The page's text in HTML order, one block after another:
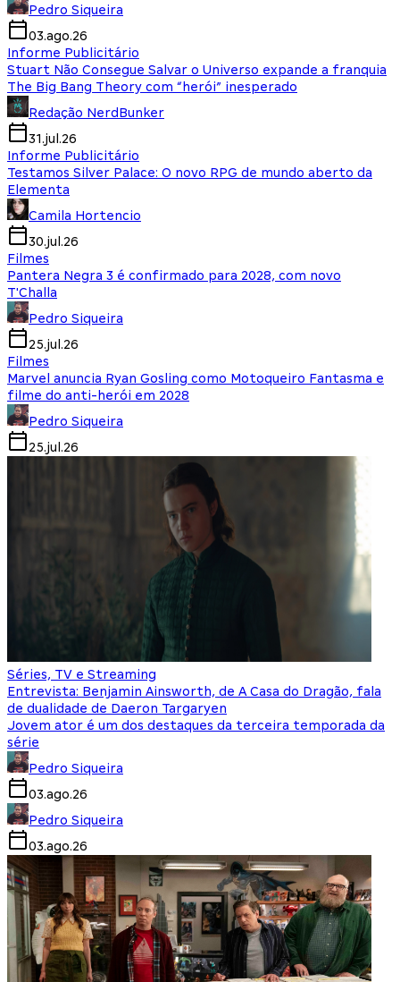
Pedro Siqueira
03.ago.26
Informe Publicitário
Stuart Não Consegue Salvar o Universo expande a franquia
The Big Bang Theory com “herói” inesperado
Redação NerdBunker
31.jul.26
Informe Publicitário
Testamos Silver Palace: O novo RPG de mundo aberto da
Elementa
Camila Hortencio
30.jul.26
Filmes
Pantera Negra 3 é confirmado para 2028, com novo
T'Challa
Pedro Siqueira
25.jul.26
Filmes
Marvel anuncia Ryan Gosling como Motoqueiro Fantasma e
filme do anti-herói em 2028
Pedro Siqueira
25.jul.26
Séries, TV e Streaming
Entrevista: Benjamin Ainsworth, de A Casa do Dragão, fala
de dualidade de Daeron Targaryen
Jovem ator é um dos destaques da terceira temporada da
série
Pedro Siqueira
03.ago.26
Pedro Siqueira
03.ago.26